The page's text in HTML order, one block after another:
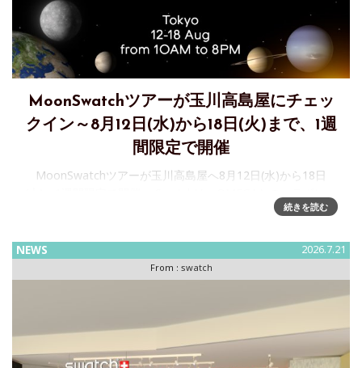
MoonSwatchツアーが玉川高島屋にチェッ
クイン～8月12日(水)から18日(火)まで、1週
間限定で開催
MoonSwatchツアーが玉川高島屋へ8月12日(水)から18日
ションで誕生した「Bioceramic MoonSwatch」コレクション
続きを読む
NEWS 2026.7.21
From : swatch